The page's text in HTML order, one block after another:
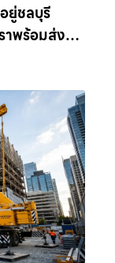
ยู่ชลบุรี
าพร้อมส่งรถ